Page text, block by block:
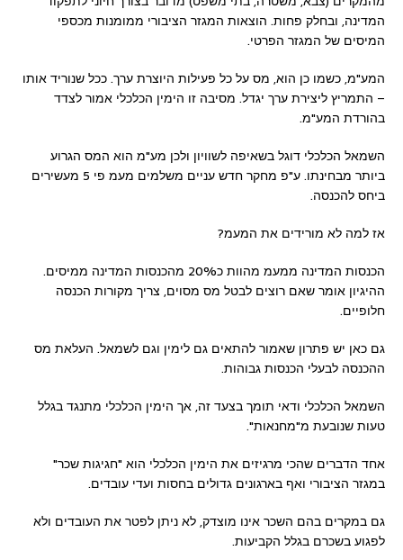
המדינה, ובחלק פחות. הוצאות המגזר הציבורי ממומנות מכספי
המיסים של המגזר הפרטי.
המע"מ, כשמו כן הוא, מס על כל פעילות היוצרת ערך. ככל שנוריד אותו
– התמריץ ליצירת ערך יגדל. מסיבה זו הימין הכלכלי אמור לצדד
בהורדת המע"מ.
השמאל הכלכלי דוגל בשאיפה לשוויון ולכן מע"מ הוא המס הגרוע
ביותר מבחינתו. ע"פ מחקר חדש עניים משלמים מעמ פי 5 מעשירים
ביחס להכנסה.
אז למה לא מורידים את המעמ?
הכנסות המדינה ממעמ מהוות כ20% מהכנסות המדינה ממיסים.
ההיגיון אומר שאם רוצים לבטל מס מסוים, צריך מקורות הכנסה
חלופיים.
גם כאן יש פתרון שאמור להתאים גם לימין וגם לשמאל. העלאת מס
ההכנסה לבעלי הכנסות גבוהות.
השמאל הכלכלי ודאי תומך בצעד זה, אך הימין הכלכלי מתנגד בגלל
טעות שנובעת מ"מחנאות".
אחד הדברים שהכי מרגיזים את הימין הכלכלי הוא "חגיגות שכר"
במגזר הציבורי ואף בארגונים גדולים בחסות ועדי עובדים.
גם במקרים בהם השכר אינו מוצדק, לא ניתן לפטר את העובדים ולא
לפגוע בשכרם בגלל הקביעות.